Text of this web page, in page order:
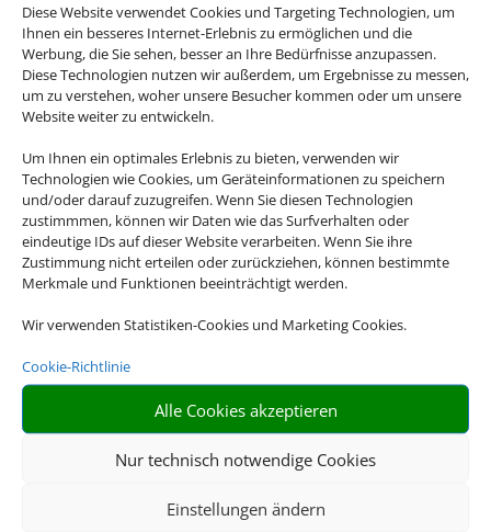
Diese Website verwendet Cookies und Targeting Technologien, um
Ihnen ein besseres Internet-Erlebnis zu ermöglichen und die
Werbung, die Sie sehen, besser an Ihre Bedürfnisse anzupassen.
Diese Technologien nutzen wir außerdem, um Ergebnisse zu messen,
um zu verstehen, woher unsere Besucher kommen oder um unsere
Website weiter zu entwickeln.
Um Ihnen ein optimales Erlebnis zu bieten, verwenden wir
Technologien wie Cookies, um Geräteinformationen zu speichern
und/oder darauf zuzugreifen. Wenn Sie diesen Technologien
zustimmmen, können wir Daten wie das Surfverhalten oder
eindeutige IDs auf dieser Website verarbeiten. Wenn Sie ihre
Zustimmung nicht erteilen oder zurückziehen, können bestimmte
Merkmale und Funktionen beeinträchtigt werden.
Wir verwenden Statistiken-Cookies und Marketing Cookies.
Cookie-Richtlinie
Alle Cookies akzeptieren
Nur technisch notwendige Cookies
Einstellungen ändern